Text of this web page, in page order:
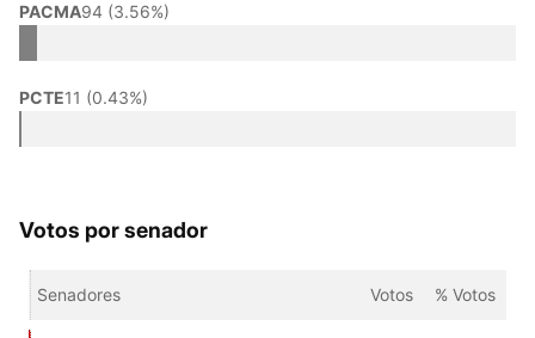
PACMA94 (3.56%)
PCTE11 (0.43%)
Votos por senador
Senadores Votos % Votos